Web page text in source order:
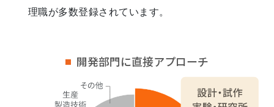
理職が多数登録されています。
開発部門に直接アプローチ